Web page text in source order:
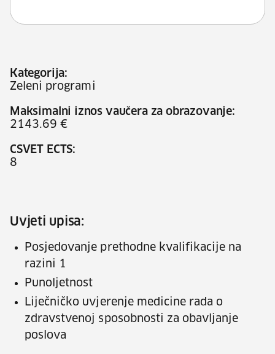
Kategorija:
Zeleni programi
Maksimalni iznos vaučera za obrazovanje:
2143.69 €
CSVET ECTS:
8
Uvjeti upisa:
Posjedovanje prethodne kvalifikacije na
razini 1
Punoljetnost
Liječničko uvjerenje medicine rada o
zdravstvenoj sposobnosti za obavljanje
poslova